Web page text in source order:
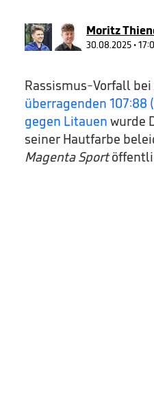
Moritz
30.08.2025 •
Rassismus-Vorfall
überragenden 107:88
gegen Litauen wurde
seiner Hautfarbe
Magenta Sport